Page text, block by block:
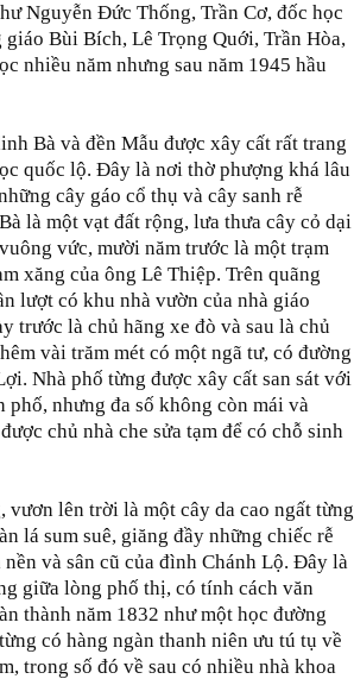
Nguyễn Đức Thống, Trần Cơ, đốc học
Bùi Bích, Lê Trọng Quới, Trần Hòa,
nhiều năm nhưng sau năm 1945 hầu
Bà và đền Mẫu được xây cất rất trang
quốc lộ. Đây là nơi thờ phượng khá lâu
cây gáo cổ thụ và cây sanh rễ
là một vạt đất rộng, lưa thưa cây cỏ dại
vức, mười năm trước là một trạm
xăng của ông Lê Thiệp. Trên quãng
lượt có khu nhà vườn của nhà giáo
trước là chủ hãng xe đò và sau là chủ
vài trăm mét có một ngã tư, có đường
Nhà phố từng được xây cất san sát với
phố, nhưng đa số không còn mái và
chủ nhà che sửa tạm để có chỗ sinh
vươn lên trời là một cây da cao ngất từng
lá sum suê, giăng đầy những chiếc rễ
và sân cũ của đình Chánh Lộ. Đây là
giữa lòng phố thị, có tính cách văn
thành năm 1832 như một học đường
có hàng ngàn thanh niên ưu tú tụ về
trong số đó về sau có nhiều nhà khoa